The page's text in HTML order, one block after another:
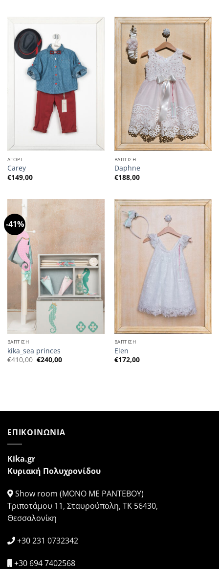
ΑΓΟΡΙ
Carey
€149,00
ΒΑΠΤΙΣΗ
Daphne
€188,00
-41%
ΒΑΠΤΙΣΗ
kika_sea princes
€410,00 Η
αρχική
€240,00Η
τρέχουσα
ΒΑΠΤΙΣΗ
Elen
€172,00
ΕΠΙΚΟΙΝΩΝΙΑ
Kika.gr
Κυριακή Πολυχρονίδου
Show room (ΜΟΝΟ ΜΕ ΡΑΝΤΕΒΟΥ)
Τριποτάμου 11, Σταυρούπολη, ΤΚ 56430,
Θεσσαλονίκη
+30 231 0732342
+30 694 7402568